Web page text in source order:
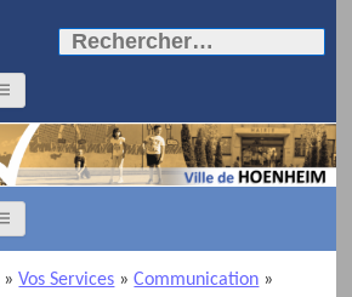
Rechercher :
»Vos Services »Communication »